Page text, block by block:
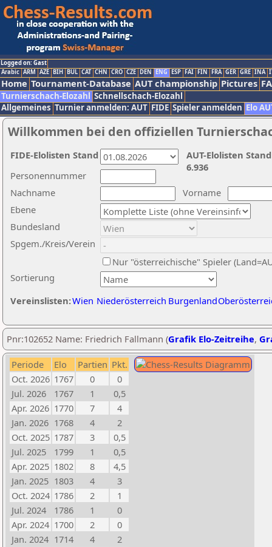
Logged on: Gast
Arabic ARM AZE BIH BUL CAT CHN CRO CZE DEN ENG ESP FAI FIN FRA GER GRE INA
Home Tournament-Database AUT championship Pictures
Turnierschach-Elozahl Schnellschach-Elozahl
Allgemeines Turnier anmelden: AUT FIDE Spieler anmelden Elo
Willkommen bei den offiziellen
Nachname
Vorname
Ebene
Sortierung
Personennummer
Bundesland
Spgem./Kreis/Verein
Nur "österreichische" Spieler
Vereinslisten:Wien Niederösterreich Burgenland
AUT-Elolisten
6.936
FIDE-Elolisten Stand
Pnr:102652 Name: Friedrich Fallmann (Grafik Elo-Zeitreihe,
Periode Elo Partien Pkt.
Oct. 2026 1767 0
0
Jul. 2026
1767 1
0,5
Apr. 2026 1770 7
4
Jan. 2026 1768 4
2
Oct. 2025 1787 3
0,5
Jul. 2025
1799 1
0,5
Apr. 2025 1802 8
4,5
Jan. 2025 1803 4
3
Oct. 2024 1786 2
1
Jul. 2024
1786 1
0
Apr. 2024 1700 2
0
Jan. 2024 1714 4
2